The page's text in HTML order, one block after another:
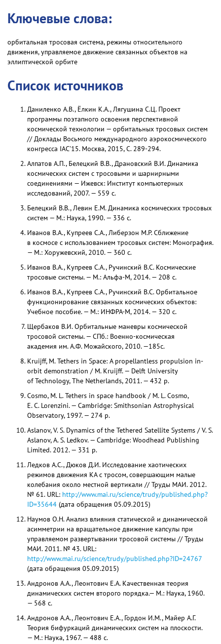
Ключевые слова:
орбитальная тросовая система, режимы относительного
движения, управляемое движение связанных объектов на
эллиптической орбите
Список источников
Даниленко А.В., Ёлкин К.А., Лягушина С.Ц. Проект
программы поэтапного освоения перспективной
космической технологии — орбитальных тросовых систем
// Доклады Восьмого международного аэрокосмического
конгресса IAC’15. Москва, 2015, С. 289-294.
Алпатов А.П., Белецкий В.В., Драновский В.И. Динамика
космических систем с тросовыми и шарнирными
соединениями — Ижевск: Институт компьютерных
исследований, 2007. — 559 с.
Белецкий В.В., Левин Е.М. Динамика космических тросовых
систем — М.: Наука, 1990. — 336 с.
Иванов В.А., Купреев С.А., Либерзон М.Р. Сближение
в космосе с использованием тросовых систем: Монография.
— М.: Хоружевский, 2010. — 360 с.
Иванов В.А., Купреев С.А., Ручинский В.С. Космические
тросовые системы. — М.: Альфа-М, 2014. — 208 с.
Иванов В.А., Купреев С.А., Ручинский В.С. Орбитальное
функционирование связанных космических объектов:
Учебное пособие. — М.: ИНФРА-М, 2014. — 320 с.
Щербаков В.И. Орбитальные маневры космической
тросовой системы. — СПб.: Военно-космическая
академия им. А.Ф. Можайского, 2010. —185с.
Kruijff, M. Tethers in Space: A propellantless propulsion in-
orbit demonstration / M. Kruijff. — Delft University
of Technology, The Netherlands, 2011. — 432 p.
Cosmo, M. L. Tethers in space handbook / M. L. Cosmo,
E. C. Lorenzini. — Cambridge: Smithsonian Astrophysical
Observatory, 1997. — 274 p.
Aslanov, V. S. Dynamics of the Tethered Satellite Systems / V. S.
Aslanov, A. S. Ledkov. — Cambridge: Woodhead Publishing
Limited. 2012. — 331 p.
Ледков А.С., Дюков Д.И. Исследование хаотических
режимов движения КА с тросом, совершающим малые
колебания около местной вертикали // Труды МАИ. 2012.
№ 61. URL: http://www.mai.ru/science/trudy/published.php?
ID=35644 (дата обращения 05.09.2015)
Наумов О.Н. Анализ влияния статической и динамической
асимметрии на вращательное движение капсулы при
управляемом развертывании тросовой системы // Труды
МАИ. 2011. № 43. URL:
http://www.mai.ru/science/trudy/published.php?ID=24767
(дата обращения 05.09.2015)
Андронов А.А., Леонтович Е.А. Качественная теория
динамических систем второго порядка.— М.: Наука, 1960.
— 568 с.
Андронов А.А., Леонтович Е.А., Гордон И.М., Майер А.Г.
Теория бифуркаций динамических систем на плоскости.
— М.: Наука, 1967. — 488 с.